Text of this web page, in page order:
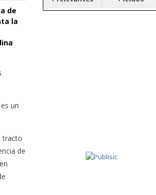
de
la
un
tracto
de